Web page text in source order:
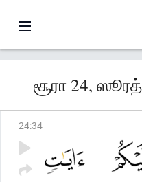
சூரா 24,
24:34